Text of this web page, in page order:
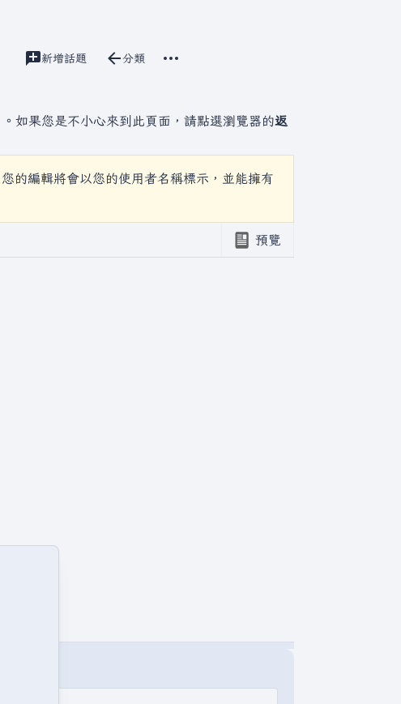
視圖建立原始碼
新增話題 associated-pages
分類
討論
。如果您是不小心來到此頁面，請點選瀏覽器的返
您的編輯將會以您的使用者名稱標示，並能擁有
預覽